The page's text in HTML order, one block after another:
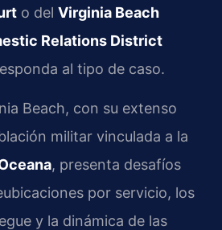
o del Virginia Beach
Relations District
al tipo de caso.
Beach, con su extenso
militar vinculada a la
, presenta desafíos
por servicio, los
y la dinámica de las